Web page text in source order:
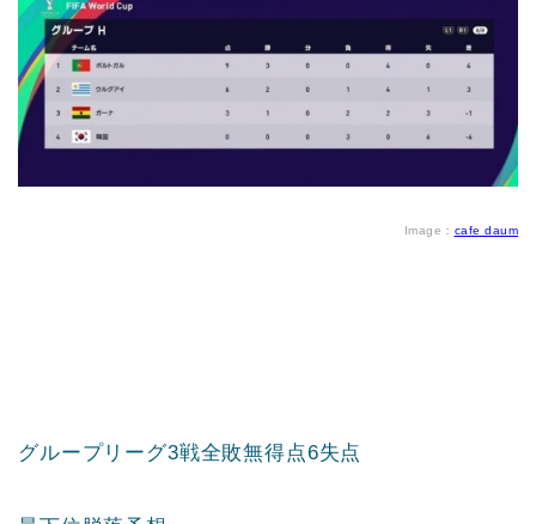
Image： cafe daum
グループリーグ3戦全敗無得点6失点